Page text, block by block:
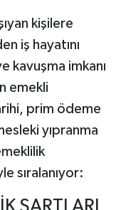
kişilere
iş hayatını
kavuşma imkanı
emekli
prim ödeme
yıpranma
sıralanıyor: